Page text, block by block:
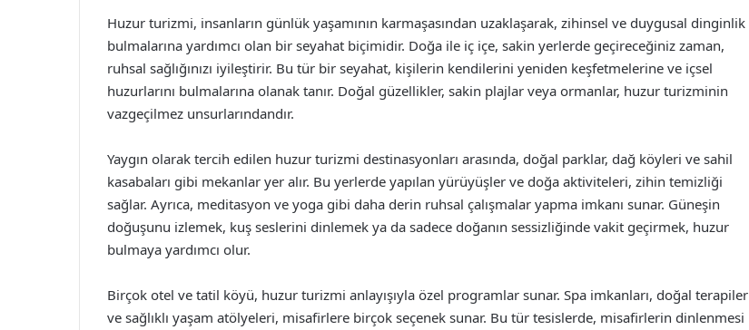
Huzur turizmi, insanların günlük yaşamının karmaşasından uzaklaşarak, zihinsel ve duygusal dinginlik
bulmalarına yardımcı olan bir seyahat biçimidir. Doğa ile iç içe, sakin yerlerde geçireceğiniz zaman,
ruhsal sağlığınızı iyileştirir. Bu tür bir seyahat, kişilerin kendilerini yeniden keşfetmelerine ve içsel
huzurlarını bulmalarına olanak tanır. Doğal güzellikler, sakin plajlar veya ormanlar, huzur turizminin
vazgeçilmez unsurlarındandır.
Yaygın olarak tercih edilen huzur turizmi destinasyonları arasında, doğal parklar, dağ köyleri ve sahil
kasabaları gibi mekanlar yer alır. Bu yerlerde yapılan yürüyüşler ve doğa aktiviteleri, zihin temizliği
sağlar. Ayrıca, meditasyon ve yoga gibi daha derin ruhsal çalışmalar yapma imkanı sunar. Güneşin
doğuşunu izlemek, kuş seslerini dinlemek ya da sadece doğanın sessizliğinde vakit geçirmek, huzur
bulmaya yardımcı olur.
Birçok otel ve tatil köyü, huzur turizmi anlayışıyla özel programlar sunar. Spa imkanları, doğal terapiler
ve sağlıklı yaşam atölyeleri, misafirlere birçok seçenek sunar. Bu tür tesislerde, misafirlerin dinlenmesi